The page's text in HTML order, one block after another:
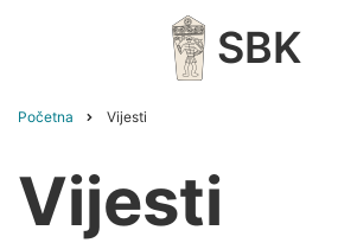
SBK
Breadcrumb
Početna Vijesti
Vijesti